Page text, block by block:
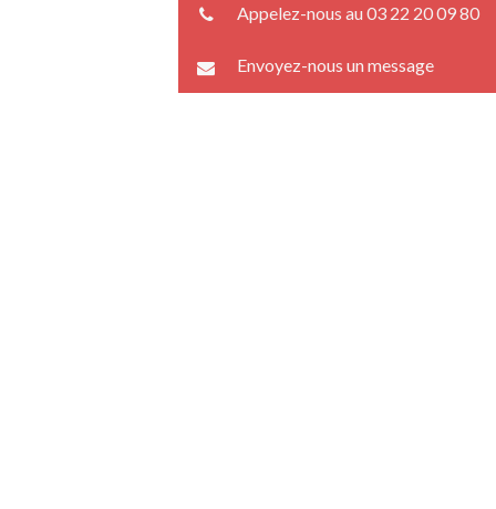
Appelez-nous au 03 22 20 09 80
Envoyez-nous un message